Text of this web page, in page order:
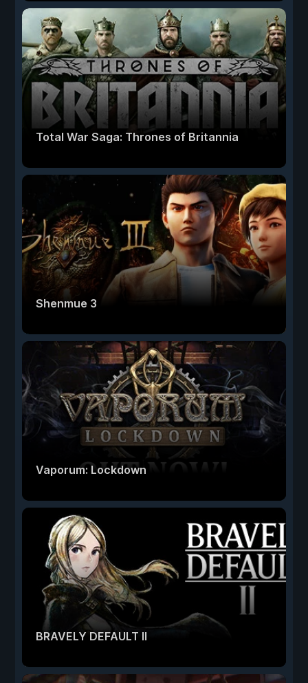
Total War Saga: Thrones of Britannia
Shenmue 3
Vaporum: Lockdown
BRAVELY DEFAULT II